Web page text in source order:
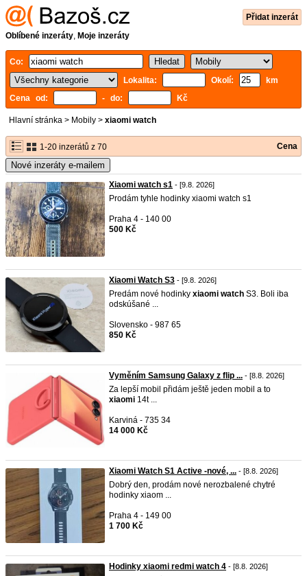
Přidat inzerát
Oblíbené inzeráty, Moje inzeráty
Co:
Lokalita:
Okolí:
km
Cena od:
- do: Kč
Hlavní stránka > Mobily > xiaomi watch
1-20 inzerátů z 70 Cena
Nové inzeráty e-mailem
Xiaomi watch s1 - [9.8. 2026]
Prodám tyhle hodinky xiaomi watch s1
Praha 4 - 140 00
500 Kč
Xiaomi Watch S3 - [9.8. 2026]
Predám nové hodinky xiaomi watch S3. Boli iba
odskúšané ...
Slovensko - 987 65
850 Kč
Vyměním Samsung Galaxy z flip ... - [8.8. 2026]
Za lepší mobil přidám ještě jeden mobil a to
xiaomi 14t ...
Karviná - 735 34
14 000 Kč
Xiaomi Watch S1 Active -nové, ... - [8.8. 2026]
Dobrý den, prodám nové nerozbalené chytré
hodinky xiaom ...
Praha 4 - 149 00
1 700 Kč
Hodinky xiaomi redmi watch 4 - [8.8. 2026]